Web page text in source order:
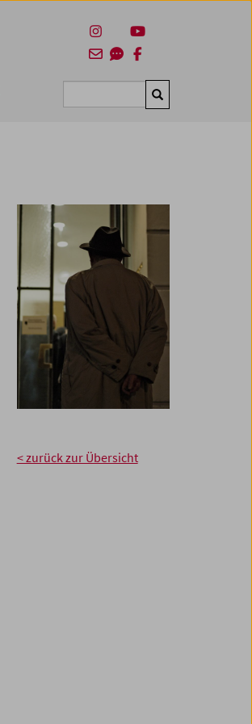
Suchen
< zurück zur Übersicht